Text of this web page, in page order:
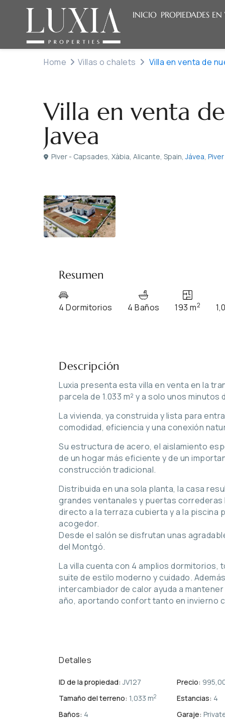
INICIO PROPIEDADES
Home Villas o chalets Villa en venta de
Villa en venta
Javea
Piver - Capsades, Xàbia, Alicante, Spain,Jávea,
Resumen
4 Dormitorios 4 Baños 193 m2
Descripción
Luxia presenta esta villa en venta en la
parcela de 1.033 m² y a solo unos
La vivienda, ya construida y lista para
comodidad, eficiencia y una conexión
Su estructura de acero, el aislamiento
de un hogar más eficiente y de un
construcción tradicional.
Distribuida en una sola planta, la casa
grandes ventanales y puertas correderas
directo a la terraza cubierta y a la piscina
acogedor.
Desde el salón se disfrutan unas
del Montgó.
La villa cuenta con 4 amplios
suite de estilo moderno y cuidado.
intercambiador de calor ayuda a
año, aportando confort tanto en invierno
Detalles
ID de la propiedad: JV127 Precio:
Tamaño del terreno: 1,033 m2 Estancias: 4
Baños: 4 Garaje: